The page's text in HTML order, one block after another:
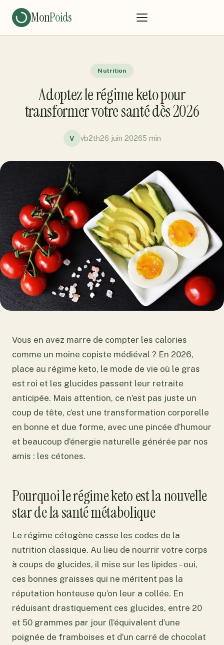
MonPoids
Nutrition
Adoptez le régime keto pour
transformer votre santé dès 2026
V vb2th26 juin 20265 min
Vous en avez marre de compter les calories
comme un moine copiste médiéval ? En 2026,
place au régime keto, le mode de vie où le gras
est roi et les glucides passent leur retraite
anticipée. Mais attention, ce n’est pas juste un
coup de tête, c’est une transformation corporelle
en bonne et due forme, avec une pincée d’humour
et beaucoup d’énergie naturelle générée par nos
amis : les cétones.
Pourquoi le régime keto est la nouvelle
star de la santé métabolique
Le régime cétogène casse les codes de la
nutrition classique. Au lieu de nourrir votre corps
à coups de glucides, il mise sur les lipides – oui,
ces bonnes graisses qui ne méritent pas la
réputation honteuse qu’on leur a collée. En
réduisant drastiquement ces glucides, entre 20
et 50 grammes par jour (l’équivalent d’une
poignée de framboises et d’un carré de chocolat